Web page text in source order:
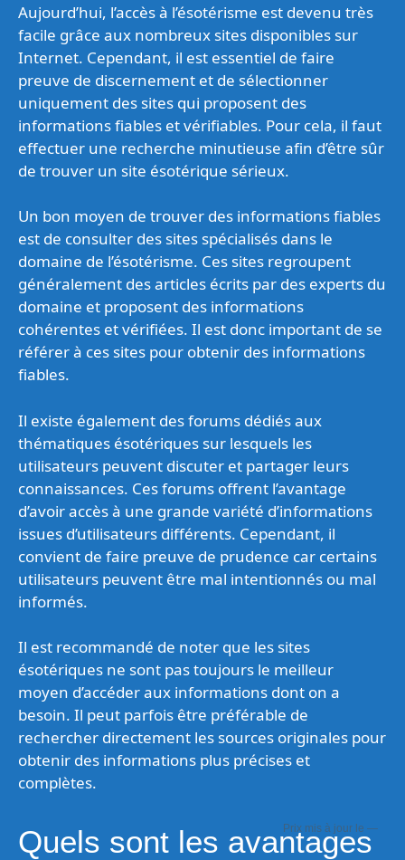
Aujourd’hui, l’accès à l’ésotérisme est devenu très
facile grâce aux nombreux sites disponibles sur
Internet. Cependant, il est essentiel de faire
preuve de discernement et de sélectionner
uniquement des sites qui proposent des
informations fiables et vérifiables. Pour cela, il faut
effectuer une recherche minutieuse afin d’être sûr
de trouver un site ésotérique sérieux.
Un bon moyen de trouver des informations fiables
est de consulter des sites spécialisés dans le
domaine de l’ésotérisme. Ces sites regroupent
généralement des articles écrits par des experts du
domaine et proposent des informations
cohérentes et vérifiées. Il est donc important de se
référer à ces sites pour obtenir des informations
fiables.
Il existe également des forums dédiés aux
thématiques ésotériques sur lesquels les
utilisateurs peuvent discuter et partager leurs
connaissances. Ces forums offrent l’avantage
d’avoir accès à une grande variété d’informations
issues d’utilisateurs différents. Cependant, il
convient de faire preuve de prudence car certains
utilisateurs peuvent être mal intentionnés ou mal
informés.
Il est recommandé de noter que les sites
ésotériques ne sont pas toujours le meilleur
moyen d’accéder aux informations dont on a
besoin. Il peut parfois être préférable de
rechercher directement les sources originales pour
obtenir des informations plus précises et
complètes.
—
Quels sont les avantages